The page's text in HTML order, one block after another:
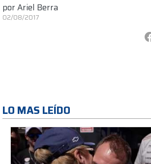
porAriel Berra
02/08/2017
LO MAS LEÍDO